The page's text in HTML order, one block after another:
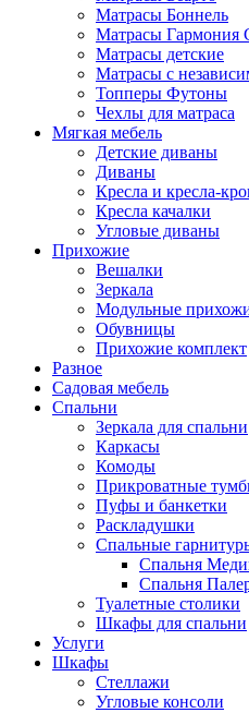
Матрасы Боннель
Матрасы Гармония
Матрасы детские
Матрасы с
Топперы Футоны
Чехлы для матраса
Мягкая мебель
Детские диваны
Диваны
Кресла и кресла-
Кресла качалки
Угловые диваны
Прихожие
Вешалки
Зеркала
Модульные
Обувницы
Прихожие комплект
Разное
Садовая мебель
Спальни
Зеркала для спальни
Каркасы
Комоды
Прикроватные
Пуфы и банкетки
Раскладушки
Спальные
Спальня
Спальня
Туалетные столики
Шкафы для спальни
Услуги
Шкафы
Стеллажи
Угловые консоли